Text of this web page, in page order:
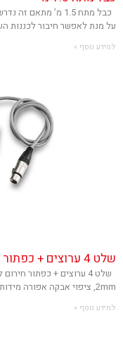
על מנת לאפשר חיבור לכננות
למידע נוסף »
שלט 4 ערוצים + כפתור חירום ללא כבל
שלט 4 ערוצים + כפתור
2mm, ציפוי אבקה אפורה מידות 24x12x12 cm משקל 1 kg תיאור
למידע נוסף »